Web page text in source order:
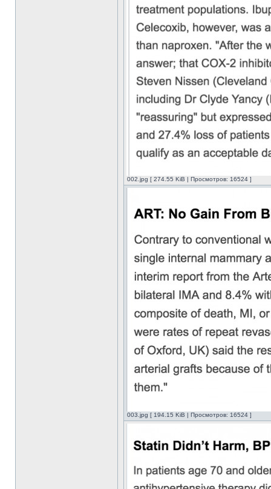
002.jpg [ 274.55 KiB | Просмотров: 16524 ]
003.jpg [ 194.15 KiB | Просмотров: 16524 ]